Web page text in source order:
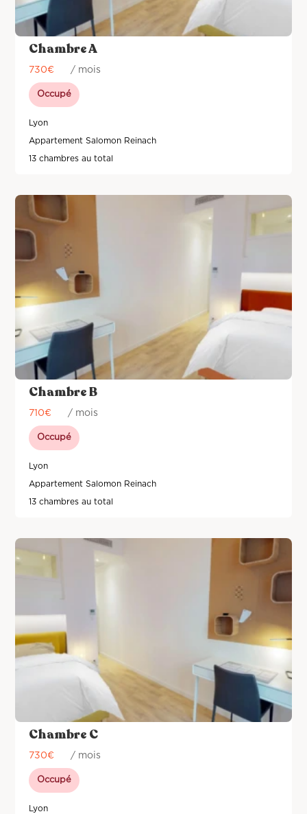
Chambre A
730€ / mois
Occupé
Lyon
Appartement Salomon Reinach
13 chambres au total
Chambre B
710€ / mois
Occupé
Lyon
Appartement Salomon Reinach
13 chambres au total
Chambre C
730€ / mois
Occupé
Lyon